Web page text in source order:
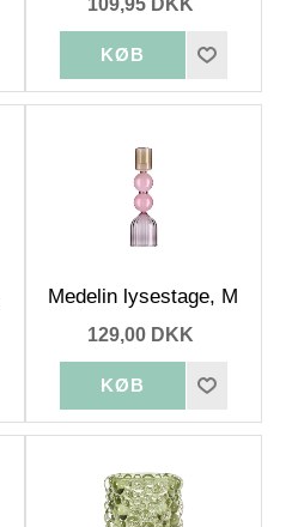
Medelin lysestage, M
129,00 DKK